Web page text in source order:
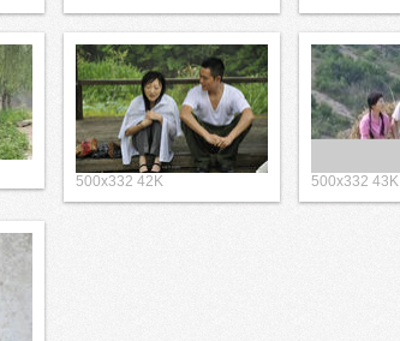
500x332 42K 500x332 43K